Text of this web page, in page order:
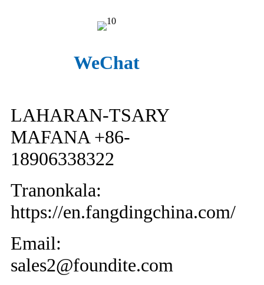
WeChat
LAHARAN-TSARY
MAFANA +86-
18906338322
Tranonkala:
https://en.fangdingchina.com/
Email:
sales2@foundite.com